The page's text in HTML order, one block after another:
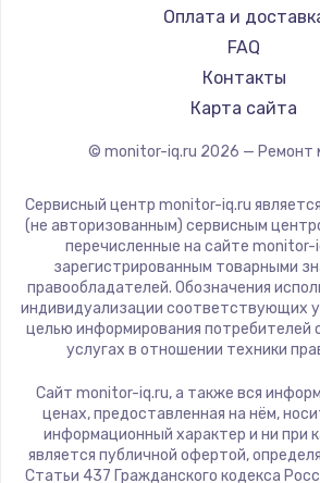
1600 руб.
Заказать
Ремонт разъема
880 руб.
Замена
2745 руб.
Заказать
2600 руб.
Заказать
iru
Titan Army
iFFALCON
Dahua
Оплата и
FAQ
Контакты
Карта сайта
© monitor-iq.ru 2026 — Ремонт
Сервисный центр monitor-iq.ru
(не авторизованным) сервисным
перечисленные на сайте monitor-
зарегистрированным товарными
правообладателей. Обозначения
индивидуализации соответствующих
целью информирования потребителей
услугах в отношении техники
Сайт monitor-iq.ru, а также вся
ценах, предоставленная на нём,
информационный характер и ни при
является публичной офертой,
Статьи 437 Гражданского кодекса